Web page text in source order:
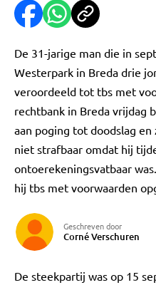
De 31-jarige man die in
Westerpark in Breda drie
veroordeeld tot tbs met
rechtbank in Breda vrijdag
aan poging tot doodslag
niet strafbaar omdat hij
ontoerekeningsvatbaar
hij tbs met voorwaarden
Geschreven door
Corné Verschuren
De steekpartij was op 15